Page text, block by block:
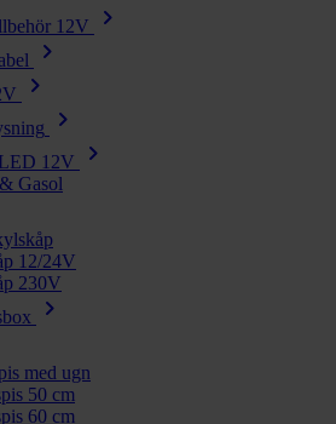
12V chevron_right
chevron_right
chevron_right
chevron_right
12V chevron_right
Gasol
12/24V
230V
chevron_right
med ugn
50 cm
60 cm